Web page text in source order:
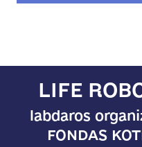
LIFE
labdaros
FONDAS